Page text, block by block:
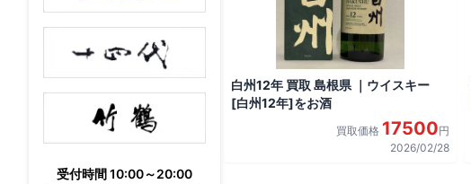
受付時間 10:00～20:00
白州12年 買取 島根県 ｜ウイスキー
[白州12年]をお酒
買取価格 17500円
2026/02/28